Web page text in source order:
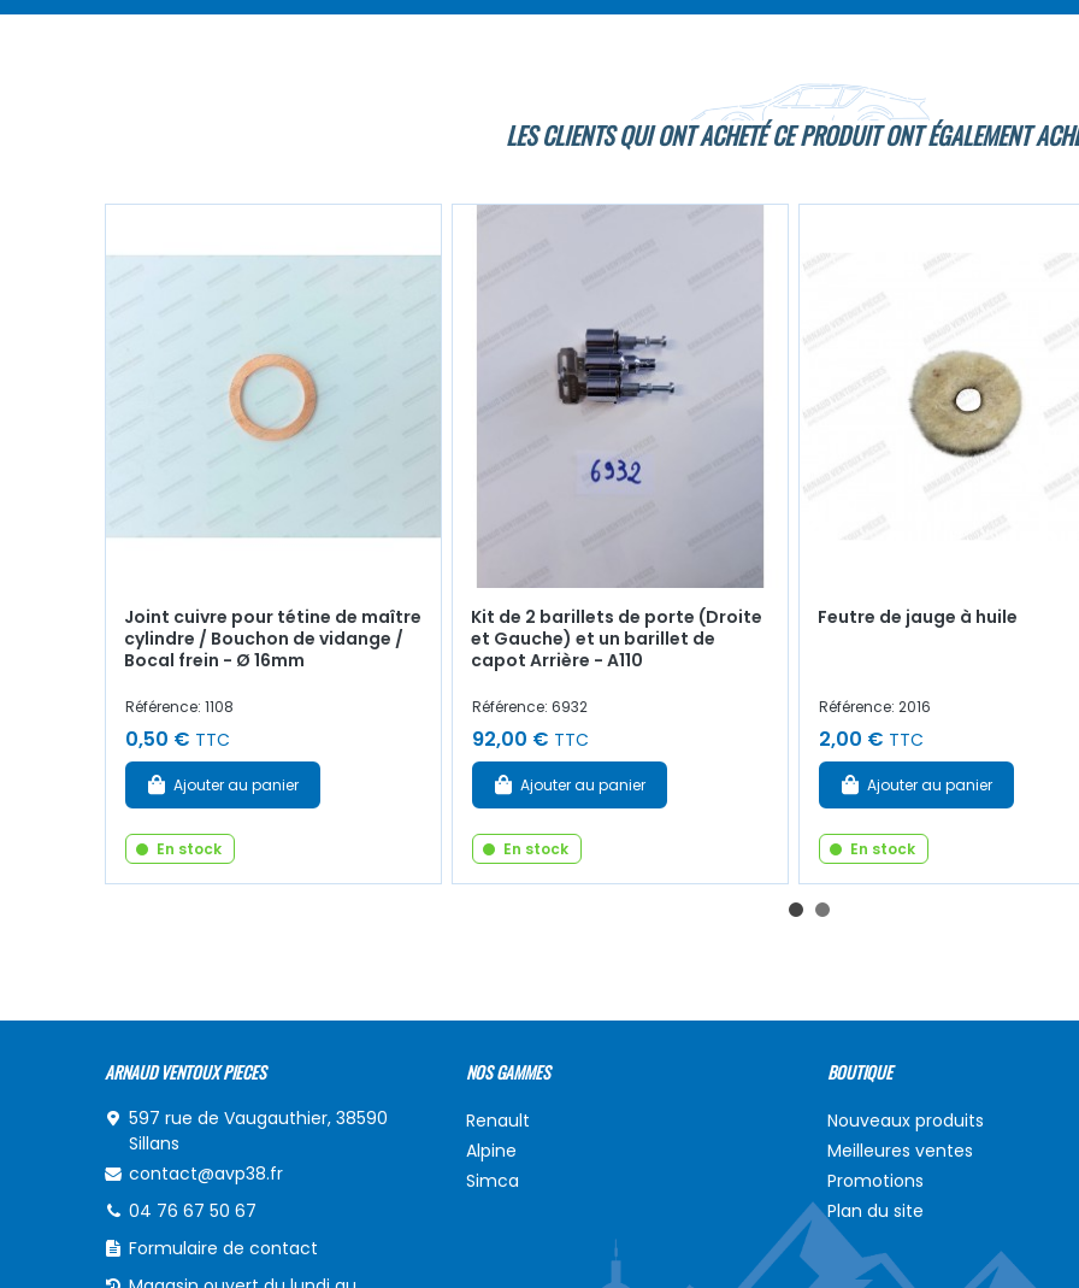
LES CLIENTS QUI ONT ACHETÉ CE PRODUIT ONT ÉGALEMENT
Joint cuivre pour tétine de maître
cylindre / Bouchon de vidange /
Bocal frein - Ø 16mm
Référence: 1108
0,50 € TTC
Ajouter au panier
En stock
Kit de 2 barillets de porte (Droite
et Gauche) et un barillet de
capot Arrière - A110
Référence: 6932
92,00 € TTC
Ajouter au panier
En stock
Feutre de jauge à huile
Référence: 2016
2,00 € TTC
Ajouter au panier
En stock
ARNAUD VENTOUX PIECES
597 rue de Vaugauthier, 38590
Sillans
contact@avp38.fr
04 76 67 50 67
Formulaire de contact
NOS GAMMES
Renault
Alpine
Simca
BOUTIQUE
Nouveaux produits
Meilleures ventes
Promotions
Plan du site